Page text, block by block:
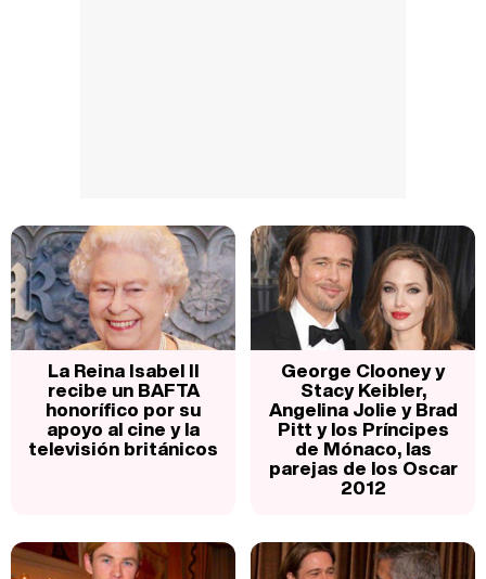
La Reina Isabel II
recibe un BAFTA
honorífico por su
apoyo al cine y la
televisión británicos
George Clooney y
Stacy Keibler,
Angelina Jolie y Brad
Pitt y los Príncipes
de Mónaco, las
parejas de los Oscar
2012